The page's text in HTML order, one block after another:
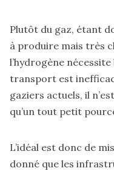
Plutôt du gaz, étant
à produire mais très
l’hydrogène
transport est
gaziers actuels, il
qu’un tout petit
L’idéal est donc de
donné que les